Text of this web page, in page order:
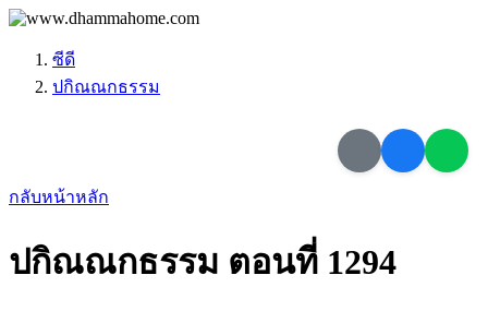
ซีดี
ปกิณณกธรรม
กลับหน้าหลัก
ปกิณณกธรรม ตอนที่ 1294